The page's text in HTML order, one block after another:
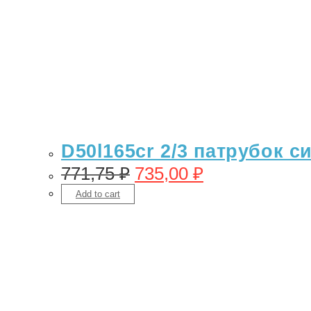
D50l165cr 2/3 патрубок
771,75₽ 735,00 ₽
Add to cart